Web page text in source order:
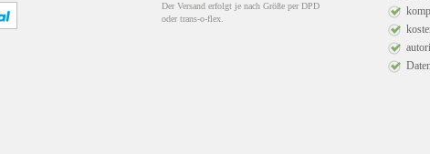
Der Versand erfolgt je nach Größe per DPD
oder trans-o-flex.